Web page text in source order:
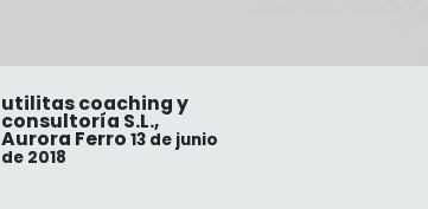
utilitas coaching y
consultoría S.L.,
Aurora Ferro 13 de junio
de 2018